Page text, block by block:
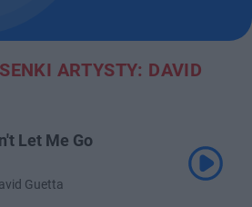
ARTYSTY: DAVID
Let Me Go
Guetta